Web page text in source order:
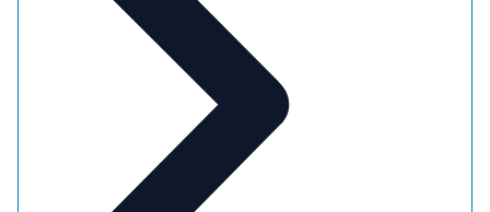
Emancipatie in de ogen van praktisch opgeleide
Een verbindende arbeidsmarkt in een veranderende
Kennisnotitie Inkomensbeleid
Bestaanszekerheid vanuit een
bredewelvaartsperspectief